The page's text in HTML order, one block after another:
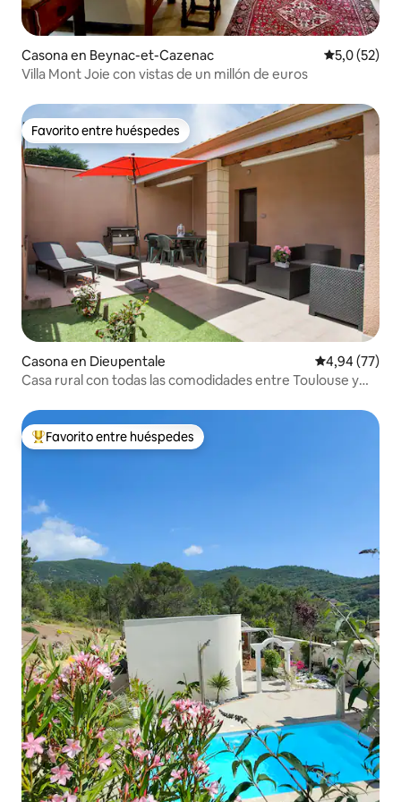
Casona en Beynac-et-Cazenac Calificación
5,0 (52)
Villa Mont Joie con vistas de un millón de euros
Favorito entre huéspedes
Favorito entre huéspedes
Casona en Dieupentale Calificación
4,94 (77)
Casa rural con todas las comodidades entre Toulouse y
Favorito entre los huéspedes más destacados
Favorito entre huéspedes